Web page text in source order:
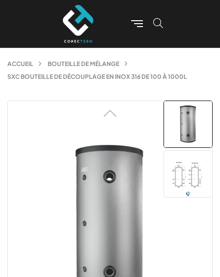
ACCUEIL
BOUTEILLE DE MÉLANGE
SXC BOUTEILLE DE DÉCOUPLAGE EN INOX 316 DE 100 À 1000L